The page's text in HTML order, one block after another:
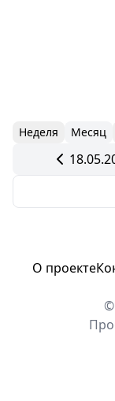
Неделя Месяц
О проекте
©